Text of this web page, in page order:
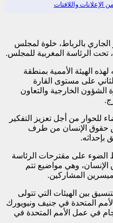
الإعلانات واللافتات
يومي 21 و22 نونبر الجاري بالرباط، خلوة لمجلس
تحت الرئاسة المغربية للمجلس.
الهيئة الأممية بمنطقة
على مستوى القارة
الشؤون الخارجية والتعاون
للحوار من أجل تعزيز التفكير
الإنسان من طرف
بإحداثه.
على مقترحات الرئاسة
وهي مواضيع تتم
المشاركين.
بين الهيئات التي تتولى
المتحدة في جنيف ونيويورك
في عمل الأمم المتحدة في